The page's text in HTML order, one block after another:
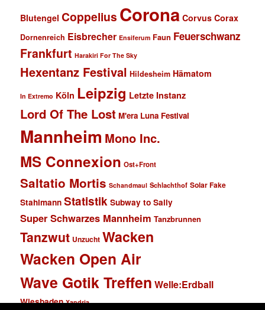
Blutengel Coppelius Corona Corvus Corax
Dornenreich Eisbrecher Ensiferum Faun Feuerschwanz
Frankfurt Harakiri For The Sky
Hexentanz Festival Hildesheim Hämatom
In Extremo Köln Leipzig Letzte Instanz
Lord Of The Lost M'era Luna Festival
Mannheim Mono Inc.
MS Connexion Ost+Front
Saltatio Mortis Schandmaul Schlachthof Solar Fake
Stahlmann Statistik Subway to Sally
Super Schwarzes Mannheim Tanzbrunnen
Tanzwut Unzucht Wacken
Wacken Open Air
Wave Gotik Treffen Welle:Erdball
Wiesbaden Xandria